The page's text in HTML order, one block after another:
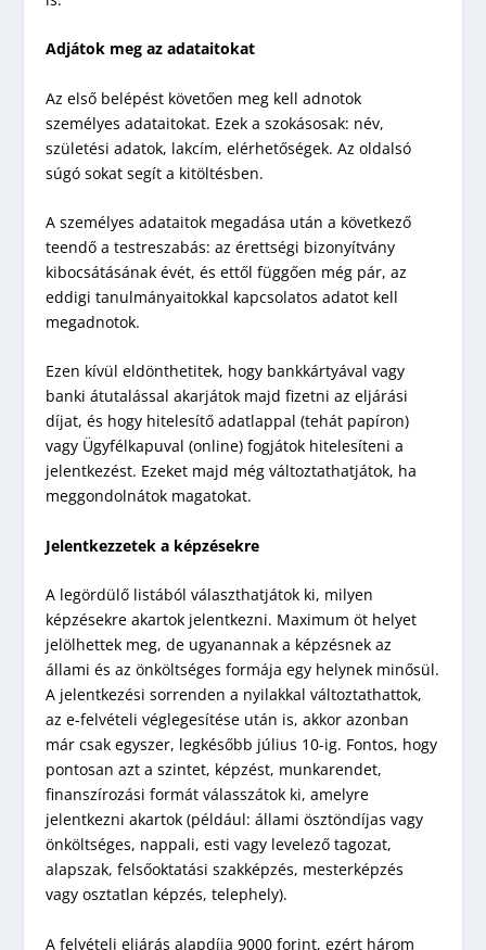
Adjátok meg az adataitokat
Az első belépést követően meg kell adnotok
személyes adataitokat. Ezek a szokásosak: név,
születési adatok, lakcím, elérhetőségek. Az oldalsó
súgó sokat segít a kitöltésben.
A személyes adataitok megadása után a következő
teendő a testreszabás: az érettségi bizonyítvány
kibocsátásának évét, és ettől függően még pár, az
eddigi tanulmányaitokkal kapcsolatos adatot kell
megadnotok.
Ezen kívül eldönthetitek, hogy bankkártyával vagy
banki átutalással akarjátok majd fizetni az eljárási
díjat, és hogy hitelesítő adatlappal (tehát papíron)
vagy Ügyfélkapuval (online) fogjátok hitelesíteni a
jelentkezést. Ezeket majd még változtathatjátok, ha
meggondolnátok magatokat.
Jelentkezzetek a képzésekre
A legördülő listából választhatjátok ki, milyen
képzésekre akartok jelentkezni. Maximum öt helyet
jelölhettek meg, de ugyanannak a képzésnek az
állami és az önköltséges formája egy helynek minősül.
A jelentkezési sorrenden a nyilakkal változtathattok,
az e-felvételi véglegesítése után is, akkor azonban
már csak egyszer, legkésőbb július 10-ig. Fontos, hogy
pontosan azt a szintet, képzést, munkarendet,
finanszírozási formát válasszátok ki, amelyre
jelentkezni akartok (például: állami ösztöndíjas vagy
önköltséges, nappali, esti vagy levelező tagozat,
alapszak, felsőoktatási szakképzés, mesterképzés
vagy osztatlan képzés, telephely).
A felvételi eljárás alapdíja 9000 forint, ezért három